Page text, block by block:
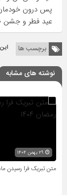
پس درون
عید فطر و جشن
برچسب ها
نوشته های مشابه
متن تبریک فرا رسیدن ماه